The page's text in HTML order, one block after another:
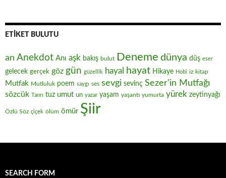
ETIKET BULUTU
an Anekdot Anı aşk bakış bulut Deneme dünya düş eser
gelecek gerçek göz gün güzellik hayal hayat Hikaye Hobi iz kitap
Mutfak Mutluluk poem saygı ses sevgi sevinç Sezer'in Mutfağı
sözcük Tanrı tuz umut un yazar yaşam yaşantı yumurta yürek zeytinyağı
Özlü Söz çiçek ölüm ömür Şiir
SEARCH FORM